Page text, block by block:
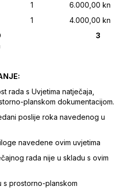
1
6.000,00 kn
1
4.000,00 kn
3
rada s Uvjetima natječaja,
planskom dokumentacijom.
poslije roka navedenog u
navedene ovim uvjetima
rada nije u skladu s ovim
prostorno-planskom